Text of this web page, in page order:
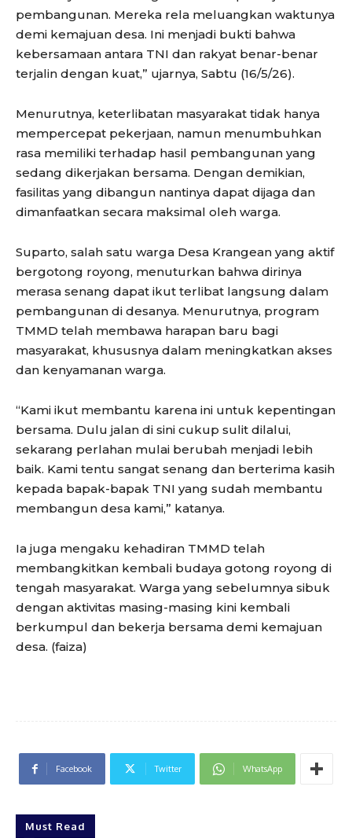
pembangunan. Mereka rela meluangkan waktunya
demi kemajuan desa. Ini menjadi bukti bahwa
kebersamaan antara TNI dan rakyat benar-benar
terjalin dengan kuat,” ujarnya, Sabtu (16/5/26).
Menurutnya, keterlibatan masyarakat tidak hanya
mempercepat pekerjaan, namun menumbuhkan
rasa memiliki terhadap hasil pembangunan yang
sedang dikerjakan bersama. Dengan demikian,
fasilitas yang dibangun nantinya dapat dijaga dan
dimanfaatkan secara maksimal oleh warga.
Suparto, salah satu warga Desa Krangean yang aktif
bergotong royong, menuturkan bahwa dirinya
merasa senang dapat ikut terlibat langsung dalam
pembangunan di desanya. Menurutnya, program
TMMD telah membawa harapan baru bagi
masyarakat, khususnya dalam meningkatkan akses
dan kenyamanan warga.
“Kami ikut membantu karena ini untuk kepentingan
bersama. Dulu jalan di sini cukup sulit dilalui,
sekarang perlahan mulai berubah menjadi lebih
baik. Kami tentu sangat senang dan berterima kasih
kepada bapak-bapak TNI yang sudah membantu
membangun desa kami,” katanya.
Ia juga mengaku kehadiran TMMD telah
membangkitkan kembali budaya gotong royong di
tengah masyarakat. Warga yang sebelumnya sibuk
dengan aktivitas masing-masing kini kembali
berkumpul dan bekerja bersama demi kemajuan
desa. (faiza)
Facebook Twitter WhatsApp
Must Read